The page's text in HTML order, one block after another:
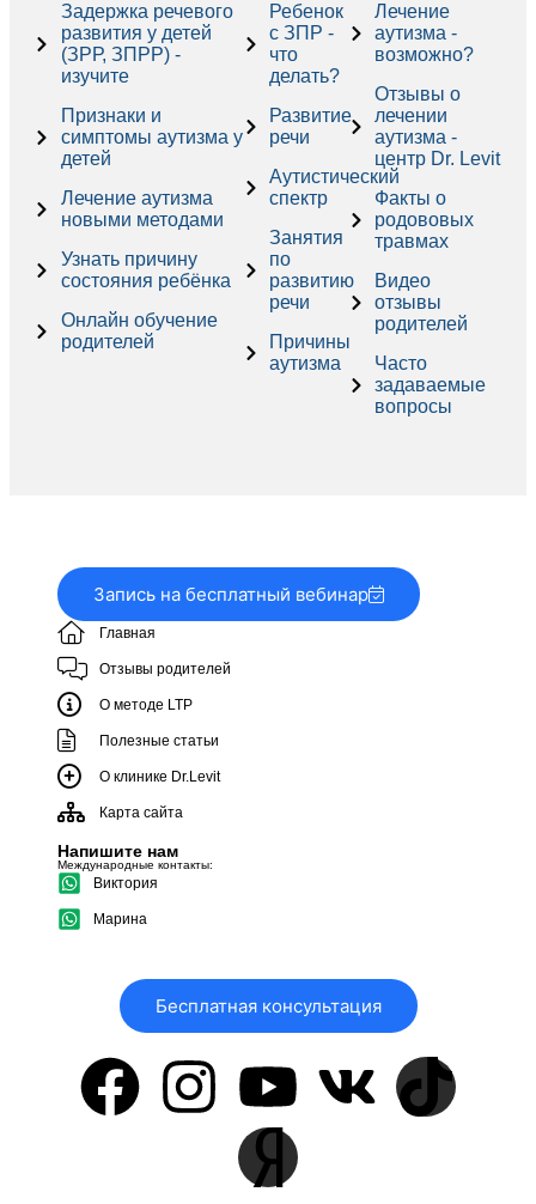
Задержка речевого
развития у детей
(ЗРР, ЗПРР) -
изучите
Признаки и
симптомы аутизма у
детей
Лечение аутизма
новыми методами
Узнать причину
состояния ребёнка
Онлайн обучение
родителей
Ребенок
с ЗПР -
что
делать?
Развитие
речи
Аутистический
спектр
Занятия
по
развитию
речи
Причины
аутизма
Лечение
аутизма -
возможно?
Отзывы о
лечении
аутизма -
центр Dr. Levit
Факты о
родововых
травмах
Видео
отзывы
родителей
Часто
задаваемые
вопросы
Запись на бесплатный вебинар
Главная
Отзывы родителей
О методе LTP
Полезные статьи
О клинике Dr.Levit
Карта сайта
Напишите нам
Международные контакты:
Виктория
Марина
Бесплатная консультация